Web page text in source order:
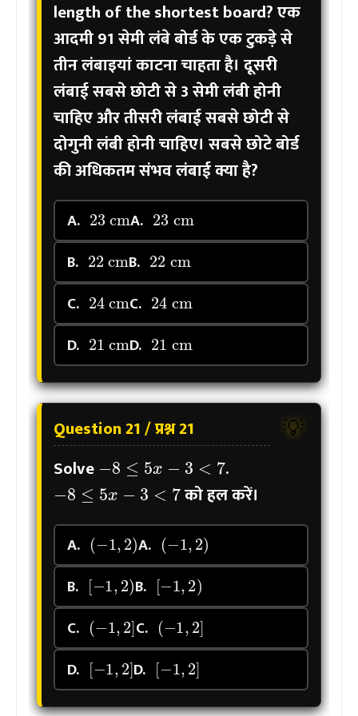
length of the shortest board?एक
आदमी 91 सेमी लंबे बोर्ड के एक टुकड़े से
तीन लंबाइयां काटना चाहता है। दूसरी
लंबाई सबसे छोटी से 3 सेमी लंबी होनी
चाहिए और तीसरी लंबाई सबसे छोटी से
दोगुनी लंबी होनी चाहिए। सबसे छोटे बोर्ड
की अधिकतम संभव लंबाई क्या है?
A.
23cm
A.
23cm
B.
22cm
B.
22cm
C.
24cm
C.
24cm
D.
21cm
D.
21cm
💡
Question 21 / प्रश्न 21
Solve
−8≤5x−3<7
.
−8≤5x−3 <7
को हल करें।
A.
(−1,2)
A.
(−1,2)
B.
[−1,2)
B.
[−1,2)
C.
(−1,2]
C.
(−1,2]
D.
[−1,2]
D.
[−1,2]